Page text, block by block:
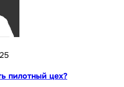
пилотный цех?